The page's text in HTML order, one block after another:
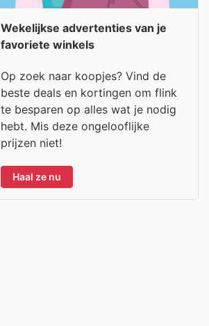
Wekelijkse advertenties van je
favoriete winkels
Op zoek naar koopjes? Vind de
beste deals en kortingen om flink
te besparen op alles wat je nodig
hebt. Mis deze ongelooflijke
prijzen niet!
Haal ze nu